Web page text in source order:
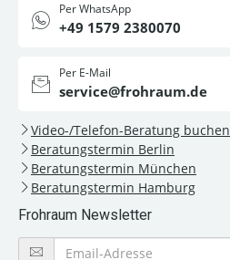
Per WhatsApp
+49 1579 2380070
Per E-Mail
service@frohraum.de
Video-/Telefon-Beratung buchen
Beratungstermin Berlin
Beratungstermin München
Beratungstermin Hamburg
Frohraum Newsletter